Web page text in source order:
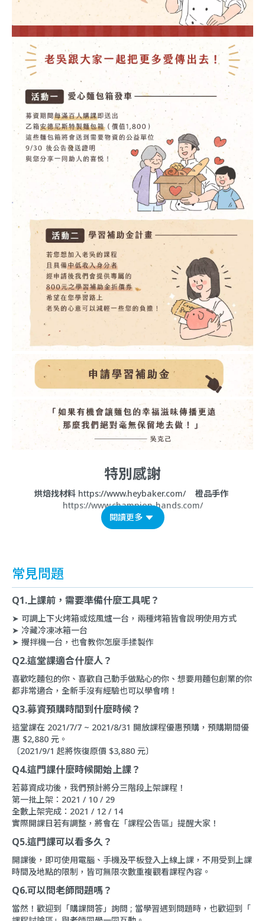
特別感謝
烘焙找材料 https://www.heybaker.com/
橙品手作
https://www.champion-hands.com/
閱讀更多
常見問題
Q1.上課前，需要準備什麼工具呢？
➤ 可調上下火烤箱或炫風爐一台，兩種烤箱皆會說明使用方式
➤ 冷藏冷凍冰箱一台
➤ 攪拌機一台，也會教你怎麼手揉製作
Q2.這堂課適合什麼人？
喜歡吃麵包的你、喜歡自己動手做點心的你、想要用麵包創業的你
都非常適合，全新手沒有經驗也可以學會唷！
Q3.募資預購時間到什麼時候？
這堂課在 2021/7/7 ~ 2021/8/31 開放課程優惠預購，預購期間優
惠 $2,880 元。
〔2021/9/1 起將恢復原價 $3,880 元〕
Q4.這門課什麼時候開始上課？
若募資成功後，我們預計將分三階段上架課程！
第一批上架：2021 / 10 / 29
全數上架完成：2021 / 12 / 14
實際開課日若有調整，將會在「課程公告區」提醒大家！
Q5.這門課可以看多久？
開課後，即可使用電腦、手機及平板登入上線上課，不用受到上課
時間及地點的限制，皆可無限次數重複觀看課程內容。
Q6.可以問老師問題嗎？
當然！歡迎到「購課問答」詢問 ; 當學習遇到問題時，也歡迎到「